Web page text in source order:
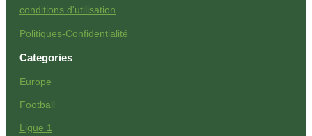
conditions d'utilisation
Politiques-Confidentialité
Categories
Europe
Football
Ligue 1